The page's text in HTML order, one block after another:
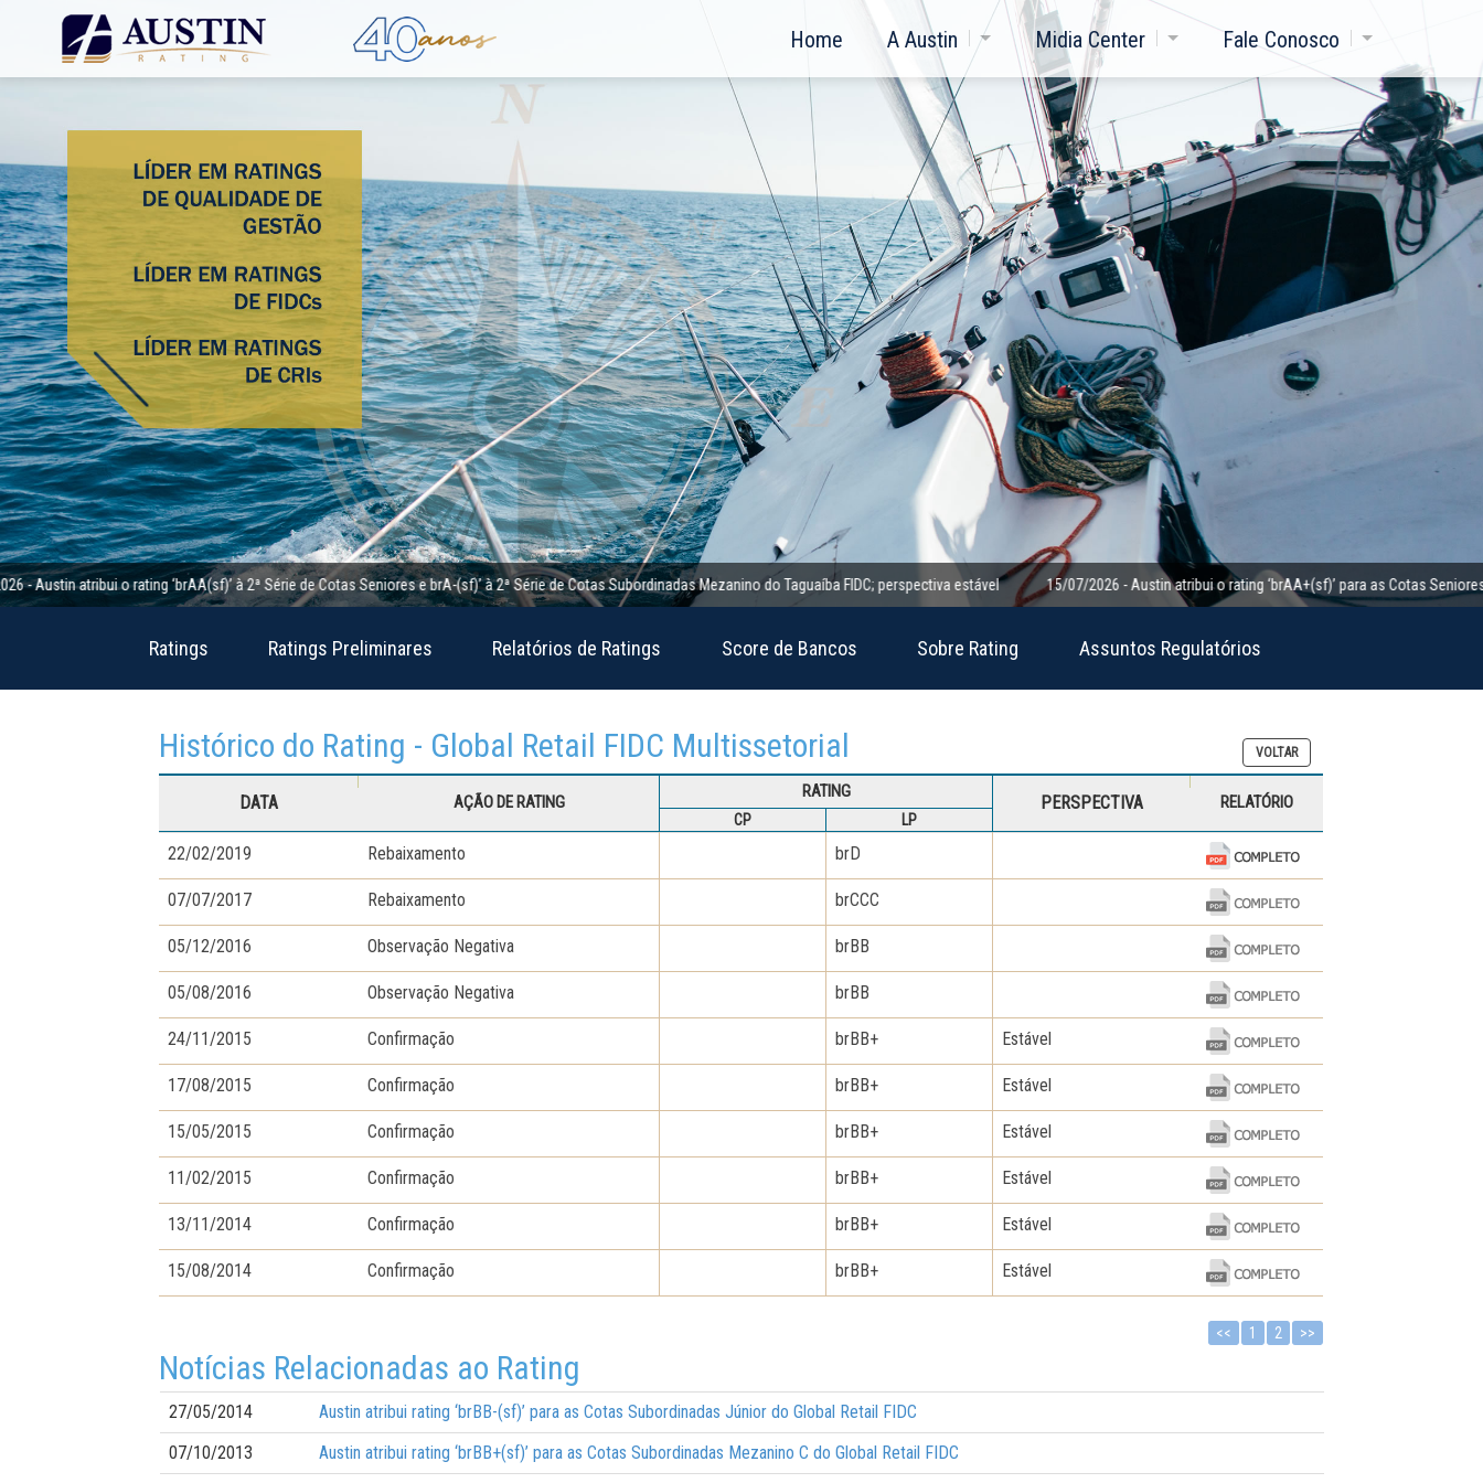
Home A Austin Midia Center Fale Conosco
o rating ‘brAA(sf)’ à 2ª Série de Cotas Seniores e brA-(sf)’ à 2ª Série de Cotas Subordinadas Mezanino do Taguaíba FIDC; perspectiva estável 15/07/2026 - Austin atribui o rating ‘brAA+(sf)’ para as Cotas Seniores da
Ratings Ratings Preliminares Relatórios de Ratings Score de Bancos Sobre Rating Assuntos Regulatórios
Histórico do Rating - Global Retail FIDC Multissetorial VOLTAR
DATA AÇÃO DE RATING
RATING
PERSPECTIVA RELATÓRIO
CP LP
22/02/2019 Rebaixamento brD
07/07/2017 Rebaixamento brCCC
05/12/2016 Observação Negativa brBB
05/08/2016 Observação Negativa brBB
24/11/2015 Confirmação brBB+ Estável
17/08/2015 Confirmação brBB+ Estável
15/05/2015 Confirmação brBB+ Estável
11/02/2015 Confirmação brBB+ Estável
13/11/2014 Confirmação brBB+ Estável
15/08/2014 Confirmação brBB+ Estável
<< 1 2 >>
Notícias Relacionadas ao Rating
27/05/2014
Austin atribui rating ‘brBB-(sf)’ para as Cotas Subordinadas Júnior do Global Retail FIDC
07/10/2013
Austin atribui rating ‘brBB+(sf)’ para as Cotas Subordinadas Mezanino C do Global Retail FIDC